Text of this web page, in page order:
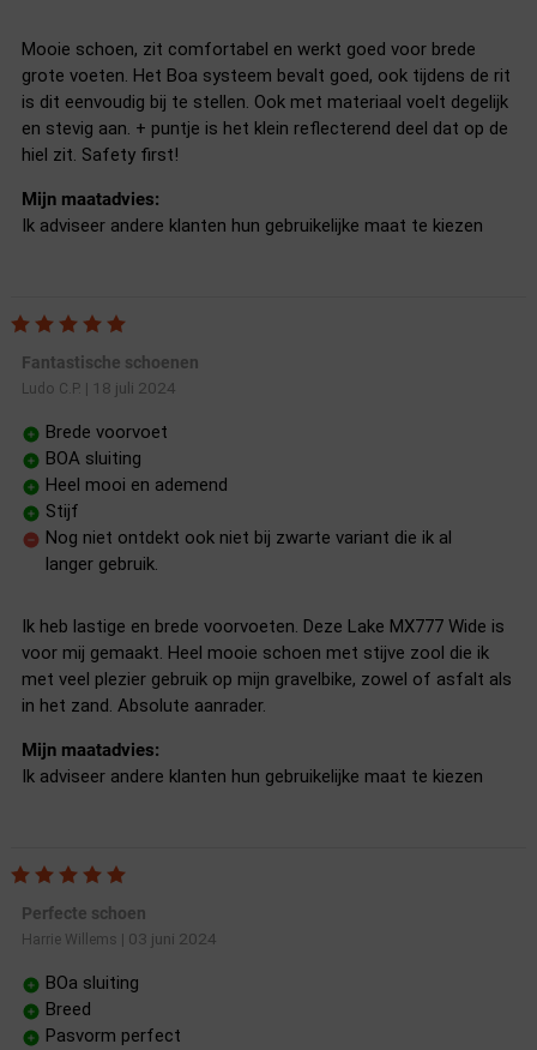
Mooie schoen, zit comfortabel en werkt goed voor brede
grote voeten. Het Boa systeem bevalt goed, ook tijdens de rit
is dit eenvoudig bij te stellen. Ook met materiaal voelt degelijk
en stevig aan. + puntje is het klein reflecterend deel dat op de
hiel zit. Safety first!
Mijn maatadvies:
Ik adviseer andere klanten hun gebruikelijke maat te kiezen
Fantastische schoenen
Ludo C.P. 18 juli 2024
Brede voorvoet
BOA sluiting
Heel mooi en ademend
Stijf
Nog niet ontdekt ook niet bij zwarte variant die ik al
langer gebruik.
Ik heb lastige en brede voorvoeten. Deze Lake MX777 Wide is
voor mij gemaakt. Heel mooie schoen met stijve zool die ik
met veel plezier gebruik op mijn gravelbike, zowel of asfalt als
in het zand. Absolute aanrader.
Mijn maatadvies:
Ik adviseer andere klanten hun gebruikelijke maat te kiezen
Perfecte schoen
Harrie Willems 03 juni 2024
BOa sluiting
Breed
Pasvorm perfect